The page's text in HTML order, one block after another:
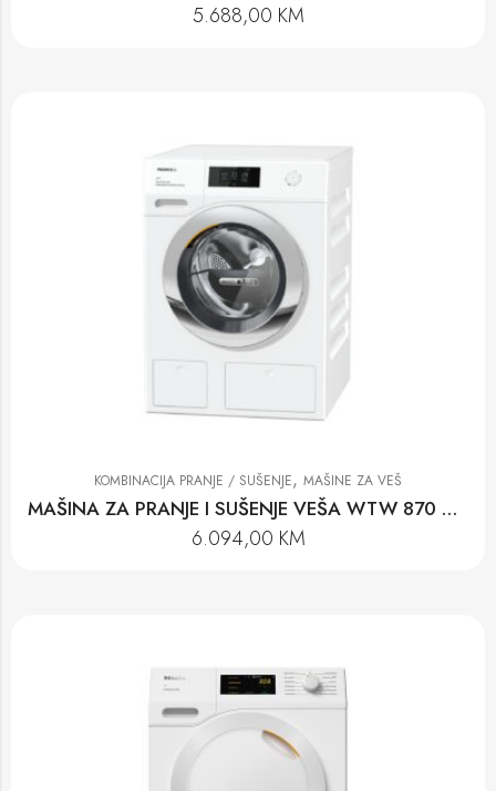
5.688,00 KM
KOMBINACIJA PRANJE / SUŠENJE, MAŠINE ZA VEŠ
MAŠINA ZA PRANJE I SUŠENJE VEŠA WTW 870 WPM
6.094,00 KM